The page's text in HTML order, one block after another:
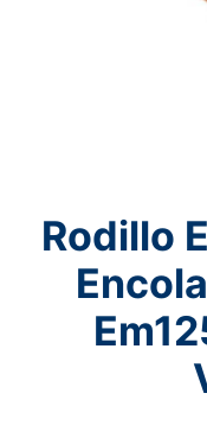
Rodillo